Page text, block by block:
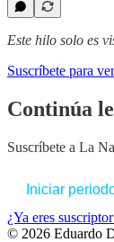
Este hilo solo es
Suscríbete para
Continúa
Suscríbete a La
Iniciar
¿Ya eres
© 2026 Eduardo